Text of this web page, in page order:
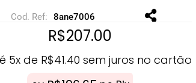
Cod. Ref: 8ane7006
R$207.00
5x de R$41.40 sem juros no cartão